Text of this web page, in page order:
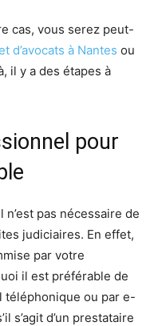
cas, vous serez peut-
d’avocats à Nantes ou
il y a des étapes à
pour
pas nécessaire de
judiciaires. En effet,
par votre
il est préférable de
téléphonique ou par e-
s’agit d’un prestataire